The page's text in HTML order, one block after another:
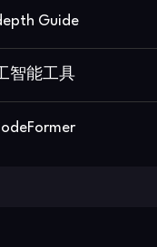
Guide
智能工具